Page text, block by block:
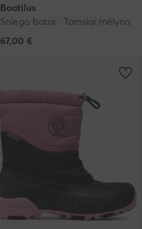
Boatilus
Sniego batai · Tamsiai mėlyna
67,00 €